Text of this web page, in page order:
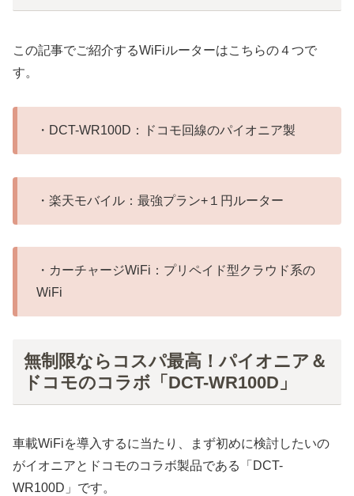
この記事でご紹介するWiFiルーターはこちらの４つで
す。
・DCT-WR100D：ドコモ回線のパイオニア製
・楽天モバイル：最強プラン+１円ルーター
・カーチャージWiFi：プリペイド型クラウド系の
WiFi
無制限ならコスパ最高！パイオニア＆
ドコモのコラボ「DCT-WR100D」
車載WiFiを導入するに当たり、まず初めに検討したいの
がイオニアとドコモのコラボ製品である「DCT-
WR100D」です。